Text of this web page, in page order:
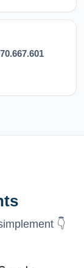
👇